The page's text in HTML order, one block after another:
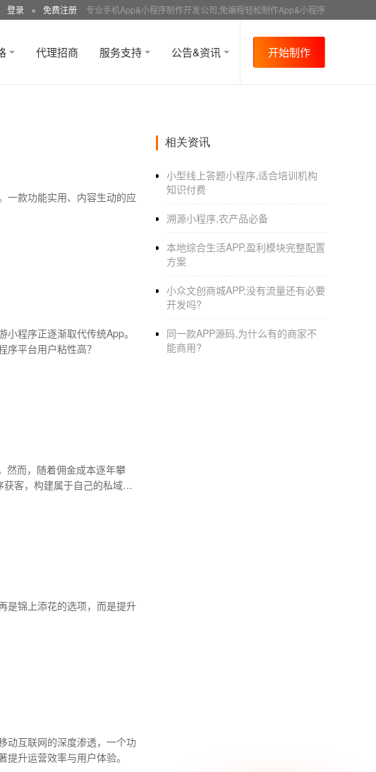
登录 ● 免费注册 专业手机App&小程序制作开发公司,免编程轻松制作App&小程序
代理招商 服务支持 公告&资讯 开始制作
一款功能实用、内容生动的应
程序正逐渐取代传统App。
平台用户粘性高？
然而，随着佣金成本逐年攀
客，构建属于自己的私域流
是锦上添花的选项，而是提升
动互联网的深度渗透，一个功
升运营效率与用户体验。
相关资讯
小型线上答题小程序,适合培训机构
知识付费
溯源小程序,农产品必备
本地综合生活APP,盈利模块完整配置
方案
小众文创商城APP,没有流量还有必要
开发吗?
同一款APP源码,为什么有的商家不
能商用?